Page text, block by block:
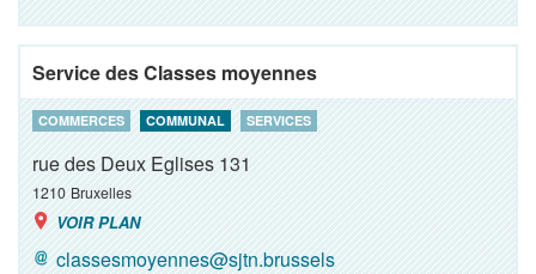
Service des Classes moyennes
COMMERCES COMMUNAL SERVICES
rue des Deux Eglises 131
1210 Bruxelles
VOIR PLAN
classesmoyennes@sjtn.brussels